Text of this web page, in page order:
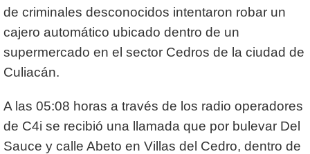
de criminales desconocidos intentaron robar un
cajero automático ubicado dentro de un
supermercado en el sector Cedros de la ciudad de
Culiacán.
A las 05:08 horas a través de los radio operadores
de C4i se recibió una llamada que por bulevar Del
Sauce y calle Abeto en Villas del Cedro, dentro de